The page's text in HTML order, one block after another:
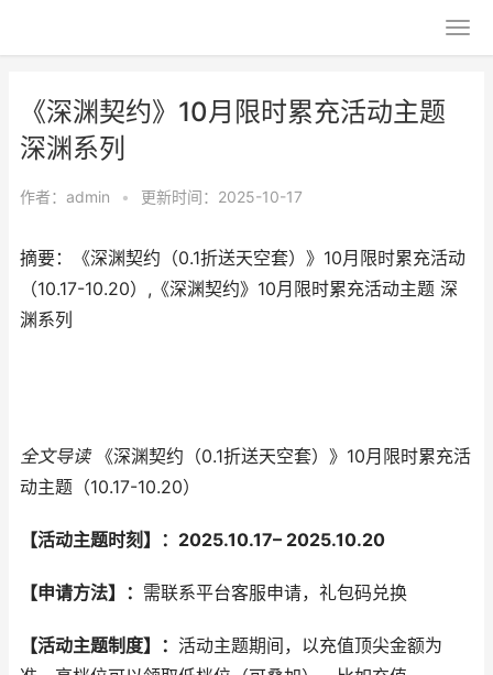
《深渊契约》10月限时累充活动主题
深渊系列
作者： admin • 更新时间：2025-10-17
摘要：《深渊契约（0.1折送天空套）》10月限时累充活动
（10.17-10.20）,《深渊契约》10月限时累充活动主题 深
渊系列
全文导读《深渊契约（0.1折送天空套）》10月限时累充活
动主题（10.17-10.20）
【活动主题时刻】：2025.10.17– 2025.10.20
【申请方法】： 需联系平台客服申请，礼包码兑换
【活动主题制度】： 活动主题期间，以充值顶尖金额为